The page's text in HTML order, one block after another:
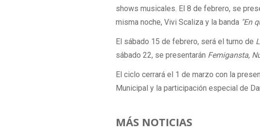
shows musicales. El 8 de febrero, se
misma noche, Vivi Scaliza y la banda "En
El sábado 15 de febrero, será el turno de
sábado 22, se presentarán Femigansta,
El ciclo cerrará el 1 de marzo con la
Municipal y la participación especial de
MÁS NOTICIAS